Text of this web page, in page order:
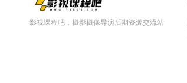
影视课程吧，摄影摄像导演后期资源交流站